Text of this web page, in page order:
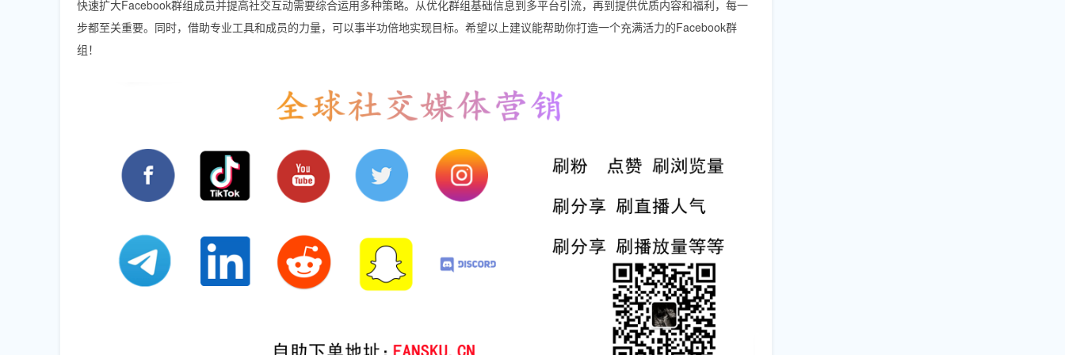
快速扩大Facebook群组成员并提高社交互动需要综合运用多种策略。从优化群组基础信息到多平台引流，再到提供优质内容和福利，每一
步都至关重要。同时，借助专业工具和成员的力量，可以事半功倍地实现目标。希望以上建议能帮助你打造一个充满活力的Facebook群
组！